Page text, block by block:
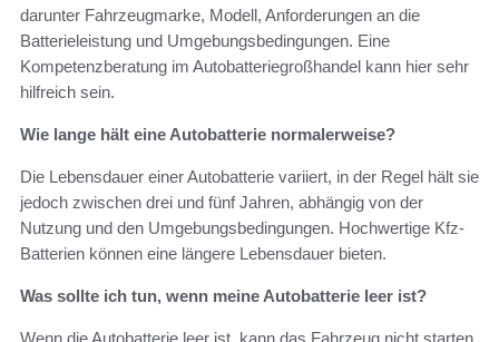
darunter Fahrzeugmarke, Modell, Anforderungen an die
Batterieleistung und Umgebungsbedingungen. Eine
Kompetenzberatung im Autobatteriegroßhandel kann hier sehr
hilfreich sein.
Wie lange hält eine Autobatterie normalerweise?
Die Lebensdauer einer Autobatterie variiert, in der Regel hält sie
jedoch zwischen drei und fünf Jahren, abhängig von der
Nutzung und den Umgebungsbedingungen. Hochwertige Kfz-
Batterien können eine längere Lebensdauer bieten.
Was sollte ich tun, wenn meine Autobatterie leer ist?
Wenn die Autobatterie leer ist, kann das Fahrzeug nicht starten.